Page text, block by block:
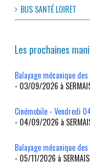
BUS SANTÉ LOIRET
Les prochaines
Balayage mécanique
- 03/09/2026 à
Cinémobile - Vendredi
- 04/09/2026 à
Balayage mécanique
- 05/11/2026 à